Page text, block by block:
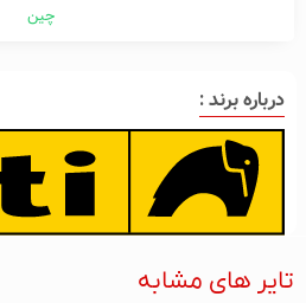
چین
درباره برند :
تایر های مشابه